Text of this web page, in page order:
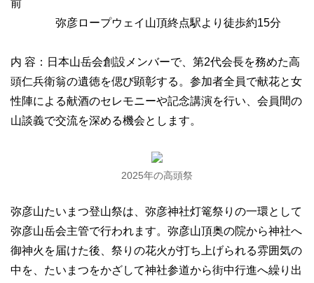
前
弥彦ロープウェイ山頂終点駅より徒歩約15分
内 容：日本山岳会創設メンバーで、第2代会長を務めた高
頭仁兵衛翁の遺徳を偲び顕彰する。参加者全員で献花と女
性陣による献酒のセレモニーや記念講演を行い、会員間の
山談義で交流を深める機会とします。
2025年の高頭祭
弥彦山たいまつ登山祭は、弥彦神社灯篭祭りの一環として
弥彦山岳会主管で行われます。弥彦山頂奥の院から神社へ
御神火を届けた後、祭りの花火が打ち上げられる雰囲気の
中を、たいまつをかざして神社参道から街中行進へ繰り出